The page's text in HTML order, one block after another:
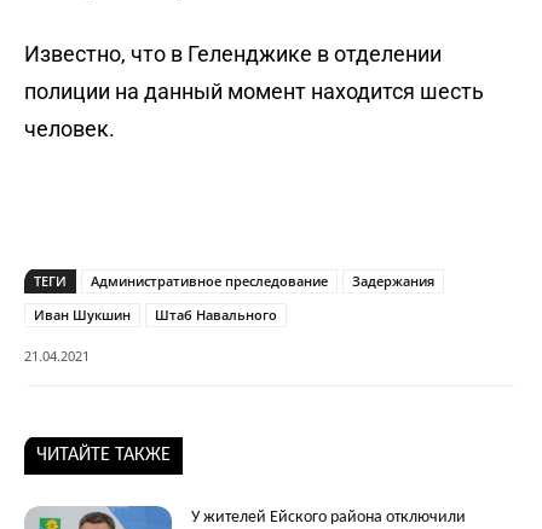
Известно, что в Геленджике в отделении
полиции на данный момент находится шесть
человек.
ТЕГИ Административное преследование
Задержания
Иван Шукшин
Штаб Навального
21.04.2021
ЧИТАЙТЕ ТАКЖЕ
У жителей Ейского района отключили